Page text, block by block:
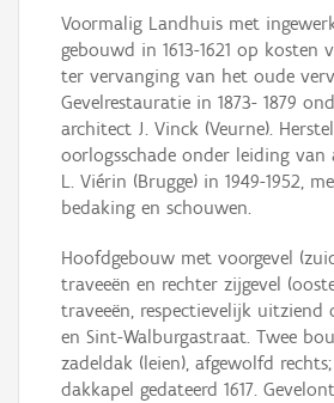
Voormalig Landhuis met
gebouwd in 1613-1621 op kosten
ter vervanging van het oude
Gevelrestauratie in 1873- 1879
architect J. Vinck (Veurne).
oorlogsschade onder leiding van
L. Viérin (Brugge) in 1949-1952,
bedaking en schouwen.
Hoofdgebouw met voorgevel
traveeën en rechter zijgevel
traveeën, respectievelijk uitziend
en Sint-Walburgastraat. Twee
zadeldak (leien), afgewolfd
dakkapel gedateerd 1617.